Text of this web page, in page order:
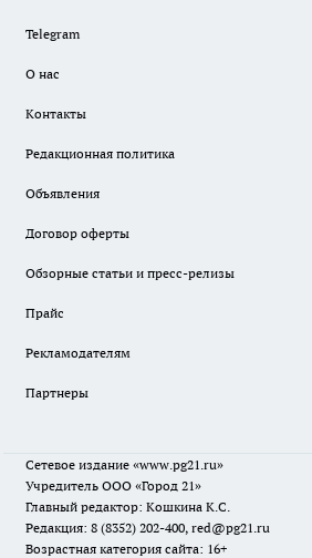
Telegram
О нас
Контакты
Редакционная политика
Объявления
Договор оферты
Обзорные статьи и пресс-релизы
Прайс
Рекламодателям
Партнеры
Сетевое издание «www.pg21.ru»
Учредитель ООО «Город 21»
Главный редактор: Кошкина К.С.
Редакция: 8 (8352) 202-400, red@pg21.ru
Возрастная категория сайта: 16+